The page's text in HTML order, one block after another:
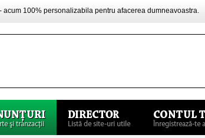
acum 100% personalizabila pentru afacerea dumneavoastra.